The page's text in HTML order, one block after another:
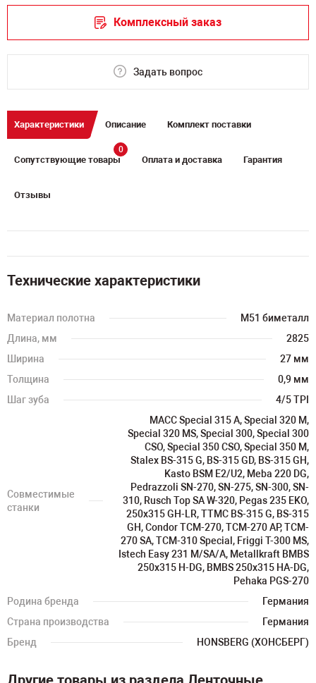
Комплексный заказ
Задать вопрос
Характеристики Описание Комплект поставки
Сопутствующие товары
0
Оплата и доставка Гарантия
Отзывы
Технические характеристики
Материал полотна
M51 биметалл
Длина, мм
2825
Ширина
27 мм
Толщина
0,9 мм
Шаг зуба
4/5 TPI
Совместимые
станки
MACC Special 315 A, Special 320 M,
Special 320 MS, Special 300, Special 300
CSO, Special 350 CSO, Special 350 M,
Stalex BS-315 G, BS-315 GD, BS-315 GH,
Kasto BSM E2/U2, Meba 220 DG,
Pedrazzoli SN-270, SN-275, SN-300, SN-
310, Rusch Top SA W-320, Pegas 235 EKO,
250х315 GH-LR, TTMC BS-315 G, BS-315
GH, Condor TCM-270, TCM-270 AP, TCM-
270 SA, TCM-310 Special, Friggi T-300 MS,
Istech Easy 231 M/SA/A, Metallkraft BMBS
250x315 H-DG, BMBS 250x315 HA-DG,
Pehaka PGS-270
Родина бренда
Германия
Страна производства
Германия
Бренд
HONSBERG (ХОНСБЕРГ)